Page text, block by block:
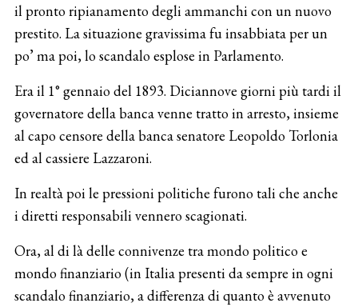
il pronto ripianamento degli ammanchi con un nuovo
prestito. La situazione gravissima fu insabbiata per un
po’ ma poi, lo scandalo esplose in Parlamento.
Era il 1° gennaio del 1893. Diciannove giorni più tardi il
governatore della banca venne tratto in arresto, insieme
al capo censore della banca senatore Leopoldo Torlonia
ed al cassiere Lazzaroni.
In realtà poi le pressioni politiche furono tali che anche
i diretti responsabili vennero scagionati.
Ora, al di là delle connivenze tra mondo politico e
mondo finanziario (in Italia presenti da sempre in ogni
scandalo finanziario, a differenza di quanto è avvenuto